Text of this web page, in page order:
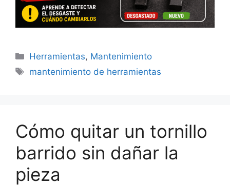
Categorías
Herramientas, Mantenimiento
Etiquetas
mantenimiento de herramientas
Cómo quitar un tornillo
barrido sin dañar la
pieza